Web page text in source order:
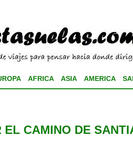
AFRICA ASIA AMERICA
EL CAMINO DE